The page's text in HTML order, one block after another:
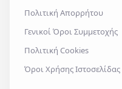
Πολιτική Απορρήτου
Γενικοί Όροι Συμμετοχής
Πολιτική Cookies
Όροι Χρήσης Ιστοσελίδας